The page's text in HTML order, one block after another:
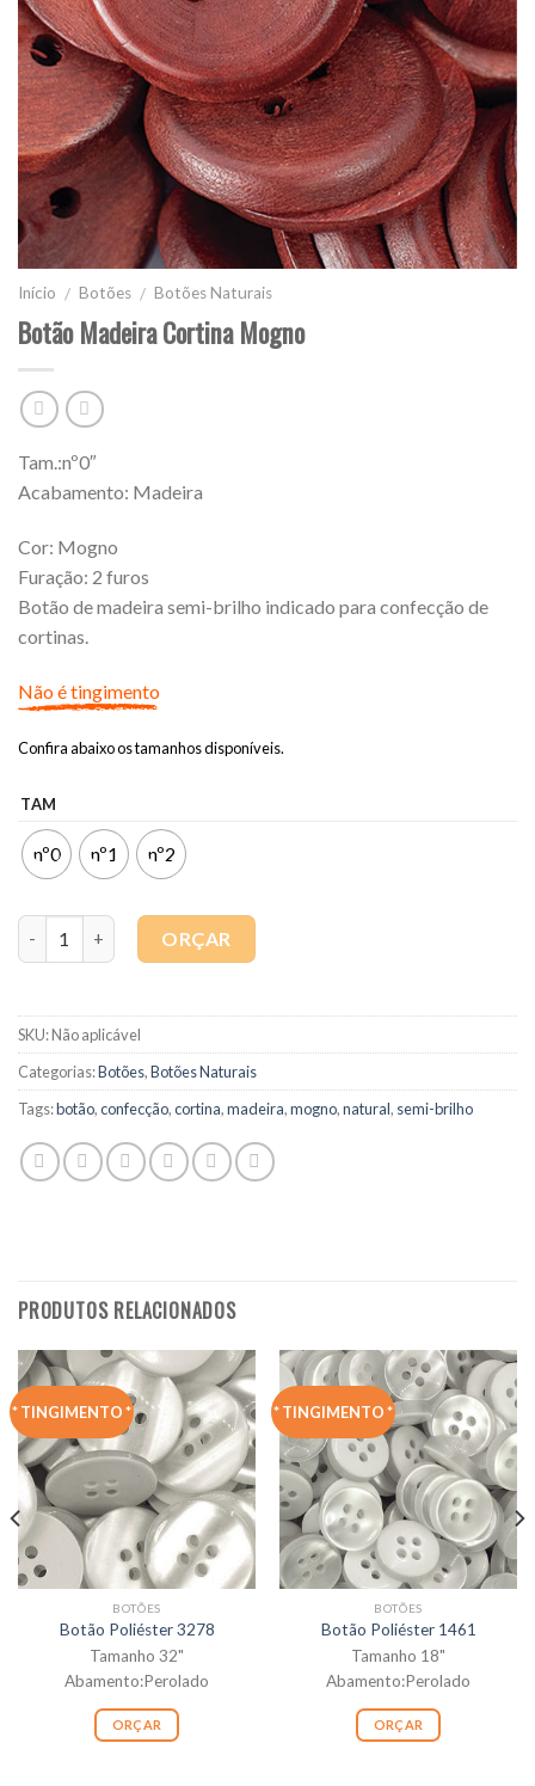
Início / Botões / Botões Naturais
Botão Madeira Cortina Mogno
Tam.:nº0″
Acabamento: Madeira
Cor: Mogno
Furação: 2 furos
Botão de madeira semi-brilho indicado para confecção de
cortinas.
Não é tingimento
Confira abaixo os tamanhos disponíveis.
TAM
nº0 nº1 nº2
ORÇAR
SKU:Não aplicável
Categorias:Botões,Botões Naturais
Tags:botão,confecção,cortina,madeira,mogno,natural, semi-brilho
PRODUTOS RELACIONADOS
* TINGIMENTO *
BOTÕES
Botão Poliéster 3278
Tamanho 32"
Abamento:Perolado
ORÇAR
* TINGIMENTO *
BOTÕES
Botão Poliéster 1461
Tamanho 18"
Abamento:Perolado
ORÇAR